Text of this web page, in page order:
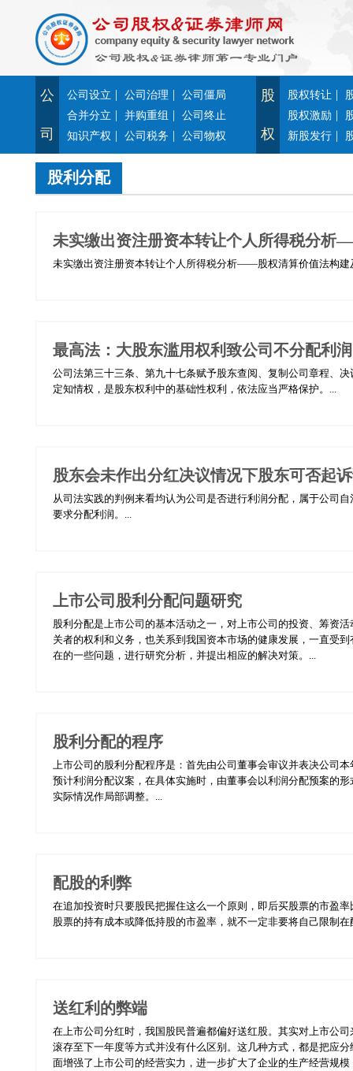
公
司
公司设立 | 公司治理 |
公司僵局
合并分立 | 并购重组 |
公司终止
知识产权 | 公司税务 | 公司物权
股
权
股权转让 |
股权激励 |
新股发行 |
股利分配
未实缴出资注册资本转让个人所得税分析
未实缴出资注册资本转让个人所得税分析——股权清算价值法构建
最高法：大股东滥用权利致公司不分配利
公司法第三十三条、第九十七条赋予股东查阅、复制公司章程、
定知情权，是股东权利中的基础性权利，依法应当严格保护。...
股东会未作出分红决议情况下股东可否起
从司法实践的判例来看均认为公司是否进行利润分配，属于公司
要求分配利润。...
上市公司股利分配问题研究
股利分配是上市公司的基本活动之一，对上市公司的投资、筹资
关者的权利和义务，也关系到我国资本市场的健康发展，一直受
在的一些问题，进行研究分析，并提出相应的解决对策。...
股利分配的程序
上市公司的股利分配程序是：首先由公司董事会审议并表决公司
预计利润分配议案，在具体实施时，由董事会以利润分配预案的
实际情况作局部调整。...
配股的利弊
在追加投资时只要股民把握住这么一个原则，即后买股票的市盈
股票的持有成本或降低持股的市盈率，就不一定非要将自己限制在
送红利的弊端
在上市公司分红时，我国股民普遍都偏好送红股。其实对上市公
滚存至下一年度等方式并没有什么区别。这几种方式，都是把应
面增强了上市公司的经营实力，进一步扩大了企业的生产经营规